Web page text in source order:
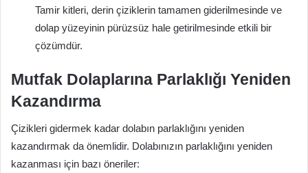
Tamir kitleri, derin çiziklerin tamamen giderilmesinde ve
dolap yüzeyinin pürüzsüz hale getirilmesinde etkili bir
çözümdür.
Mutfak Dolaplarına Parlaklığı Yeniden
Kazandırma
Çizikleri gidermek kadar dolabın parlaklığını yeniden
kazandırmak da önemlidir. Dolabınızın parlaklığını yeniden
kazanması için bazı öneriler: